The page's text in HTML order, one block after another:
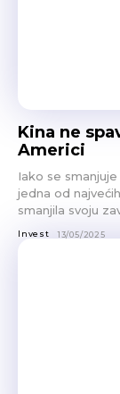
Kina ne
Americi
Iako se
jedna od najvećih
smanjila svoju
Invest 13/05/2025